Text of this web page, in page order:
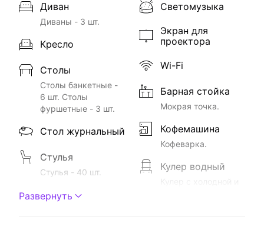
Диван
Диваны - 3 шт.
Кресло
Столы
Столы банкетные -
6 шт. Столы
фуршетные - 3 шт.
Стол журнальный
Стулья
Стулья - 40 шт.
Акустическая
система
Светомузыка
Экран для
проектора
Wi-Fi
Барная стойка
Мокрая точка.
Кофемашина
Кофеварка.
Кулер водный
Кулер с холодной и
Развернуть